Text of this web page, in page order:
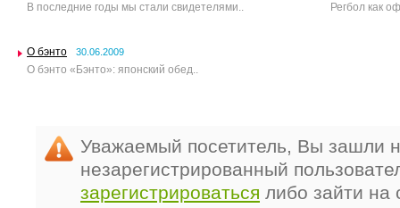
В последние годы мы стали свидетелями.. Регбол как
О бэнто 30.06.2009
О бэнто «Бэнто»: японский обед..
Уважаемый посетитель, Вы зашли
незарегистрированный
зарегистрироваться либо зайти на